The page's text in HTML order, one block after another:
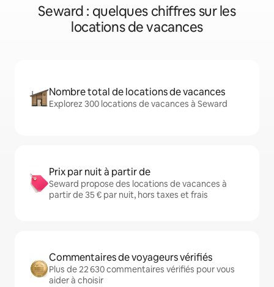
Seward : quelques chiffres sur les
locations de vacances
Nombre total de locations de vacances
Explorez 300 locations de vacances à Seward
Prix par nuit à partir de
Seward propose des locations de vacances à
partir de 35 € par nuit, hors taxes et frais
Commentaires de voyageurs vérifiés
Plus de 22 630 commentaires vérifiés pour vous
aider à choisir